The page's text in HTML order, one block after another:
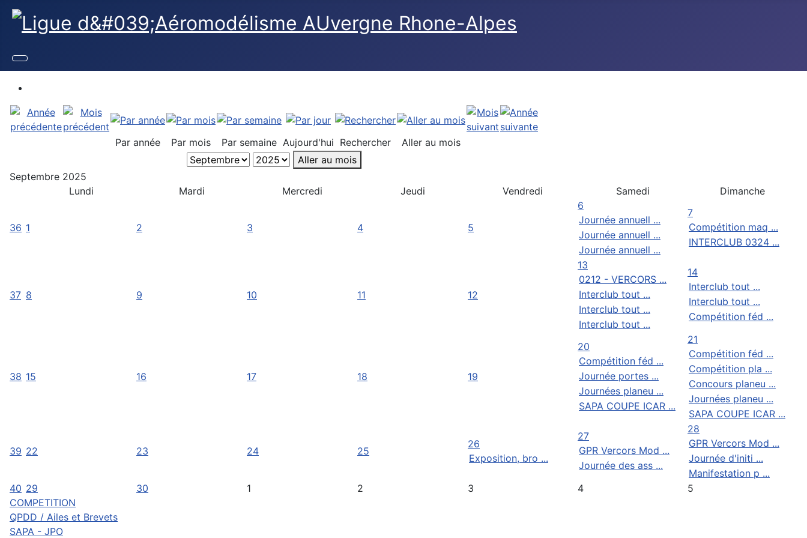
Par année Par mois Par semaine Aujourd'hui Rechercher
Aller au mois
Aller au mois
Septembre 2025
Lundi
Mardi Mercredi Jeudi Vendredi Samedi Dimanche
36 1 2 3 4 5
6
Journée annuell ...
Journée annuell ...
Journée annuell ...
7
Compétition maq ...
INTERCLUB 0324 ...
37 8 9 10 11 12
13
0212 - VERCORS ...
Interclub tout ...
Interclub tout ...
Interclub tout ...
14
Interclub tout ...
Interclub tout ...
Compétition féd ...
38 15 16 17 18 19
20
Compétition féd ...
Journée portes ...
Journées planeu ...
SAPA COUPE ICAR ...
21
Compétition féd ...
Compétition pla ...
Concours planeu ...
Journées planeu ...
SAPA COUPE ICAR ...
39 22 23 24 25
26
Exposition, bro ...
27
GPR Vercors Mod ...
Journée des ass ...
28
GPR Vercors Mod ...
Journée d'initi ...
Manifestation p ...
40 29 30 1 2 3 4
5
COMPETITION
QPDD / Ailes et Brevets
SAPA - JPO